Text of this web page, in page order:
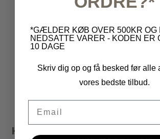
Happy Nappy Badeble Lilac
*GÆLDER KØB OVER 500KR OG
NEDSATTE VARER - KODEN ER
10 DAGE
Skriv dig op og få besked før alle
vores bedste tilbud.